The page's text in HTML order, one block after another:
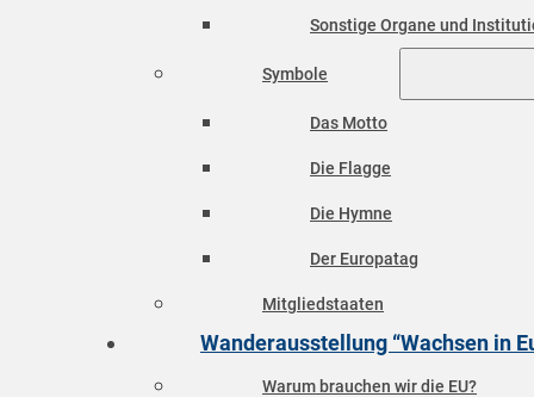
Sonstige Organe und
Symbole
Das Motto
Die Flagge
Die Hymne
Der Europatag
Mitgliedstaaten
Wanderausstellung “Wachsen in
Warum brauchen wir die EU?